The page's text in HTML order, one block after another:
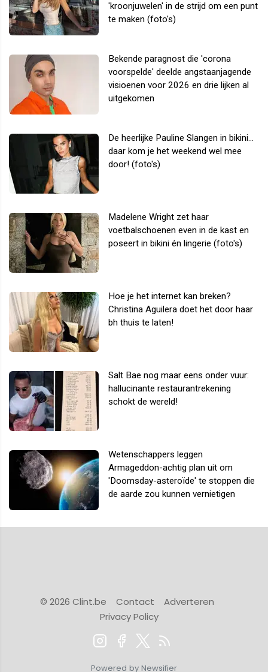
'kroonjuwelen' in de strijd om een punt
te maken (foto's)
Bekende paragnost die 'corona
voorspelde' deelde angstaanjagende
visioenen voor 2026 en drie lijken al
uitgekomen
De heerlijke Pauline Slangen in bikini...
daar kom je het weekend wel mee
door! (foto's)
Madelene Wright zet haar
voetbalschoenen even in de kast en
poseert in bikini én lingerie (foto's)
Hoe je het internet kan breken?
Christina Aguilera doet het door haar
bh thuis te laten!
Salt Bae nog maar eens onder vuur:
hallucinante restaurantrekening
schokt de wereld!
Wetenschappers leggen
Armageddon-achtig plan uit om
'Doomsday-asteroïde' te stoppen die
de aarde zou kunnen vernietigen
© 2026 Clint.be Contact
Adverteren
Privacy Policy
Powered by Newsifier